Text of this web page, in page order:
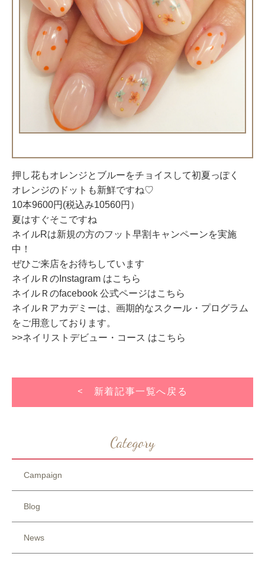
押し花もオレンジとブルーをチョイスして初夏っぽく
オレンジのドットも新鮮ですね♡
10本9600円(税込み10560円）
夏はすぐそこですね
ネイルRは新規の方のフット早割キャンペーンを実施
中！
ぜひご来店をお待ちしています
ネイルＲのInstagram はこちら
ネイルＲのfacebook 公式ページはこちら
ネイルＲアカデミーは、画期的なスクール・プログラム
をご用意しております。
>>ネイリストデビュー・コース はこちら
< 新着記事一覧へ戻る
Category
Campaign
Blog
News